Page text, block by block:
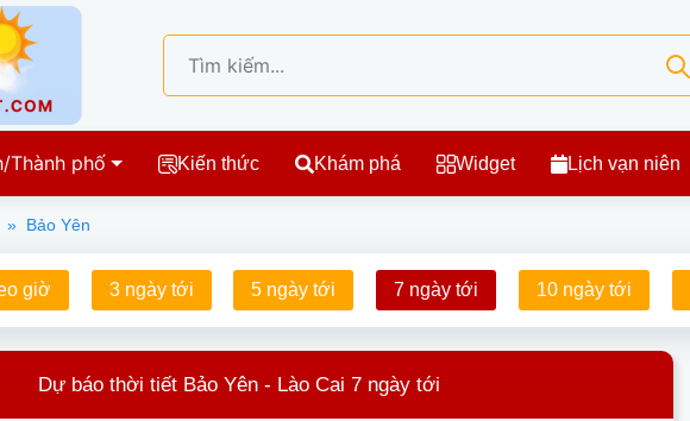
Thành phố Kiến thức Khám phá Widget Lịch vạn niên
» Bảo Yên
giờ 3 ngày tới 5 ngày tới 7 ngày tới 10 ngày tới
Dự báo thời tiết Bảo Yên - Lào Cai 7 ngày tới